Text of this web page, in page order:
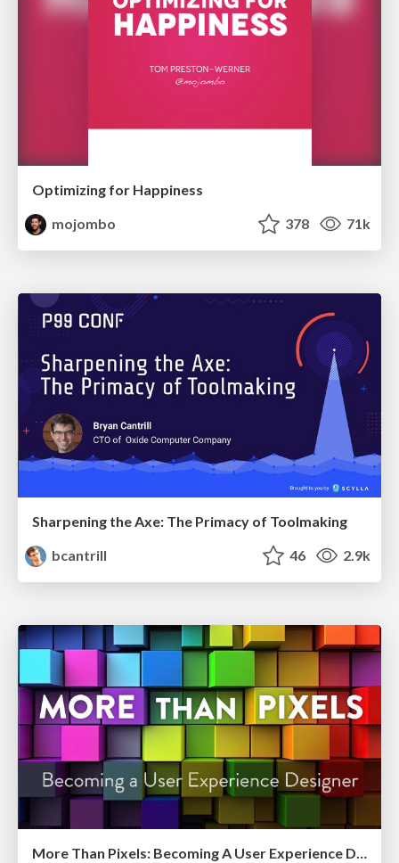
Optimizing for Happiness
mojombo
378 71k
Sharpening the Axe: The Primacy of Toolmaking
bcantrill
46 2.9k
More Than Pixels: Becoming A User Experience Designer